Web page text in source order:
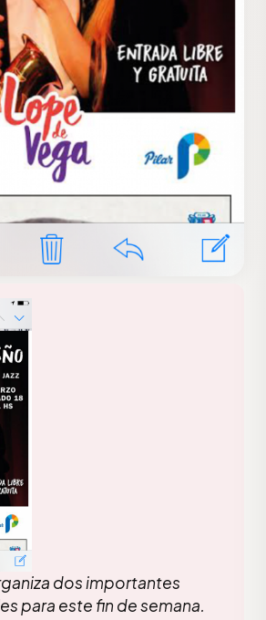
dos importantes
para este fin de semana.